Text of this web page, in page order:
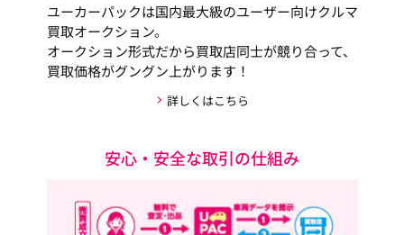
ユーカーパックは国内最大級のユーザー向けクルマ
買取オークション。
オークション形式だから買取店同士が競り合って、
買取価格がグングン上がります！
詳しくはこちら
安心・安全な取引の仕組み